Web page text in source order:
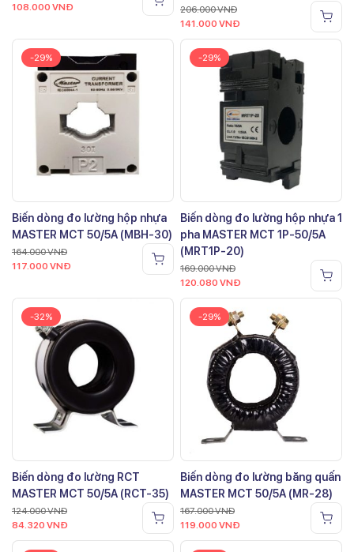
108.000 VNĐ 206.000VNĐ
141.000 VNĐ
-29%
Biến dòng đo lường hộp nhựa
MASTER MCT 50/5A (MBH-30)
164.000VNĐ
117.000 VNĐ
-29%
Biến dòng đo lường hộp nhựa 1
pha MASTER MCT 1P-50/5A
(MRT1P-20)
169.000VNĐ
120.080 VNĐ
-32%
Biến dòng đo lường RCT
MASTER MCT 50/5A (RCT-35)
124.000VNĐ
84.320 VNĐ
-29%
Biến dòng đo lường băng quấn
MASTER MCT 50/5A (MR-28)
167.000VNĐ
119.000 VNĐ